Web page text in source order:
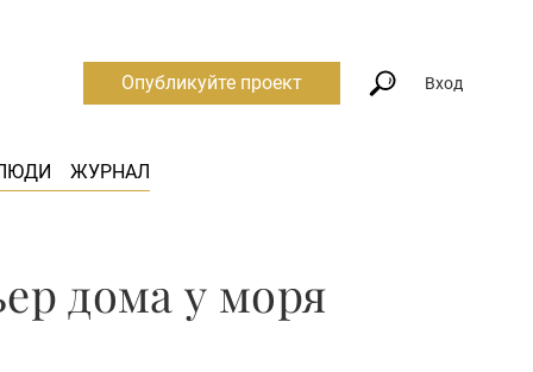
ЖУРНАЛ
Опубликуйте проект Вход
дома у моря